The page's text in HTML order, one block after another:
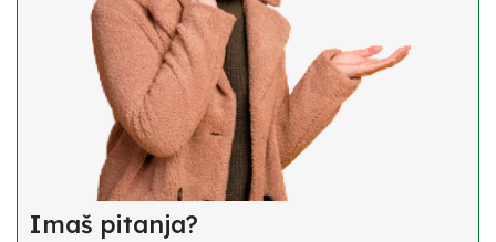
Imaš pitanja?